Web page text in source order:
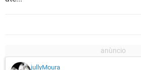
jullyMoura